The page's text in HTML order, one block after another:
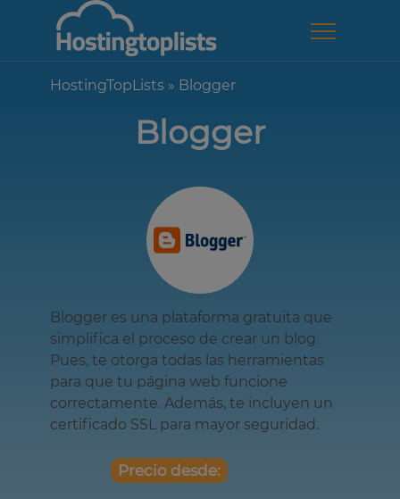
HostingTopLists » Blogger
Blogger
Blogger es una plataforma gratuita que
simplifica el proceso de crear un blog.
Pues, te otorga todas las herramientas
para que tu página web funcione
correctamente. Además, te incluyen un
certificado SSL para mayor seguridad.
Precio desde: